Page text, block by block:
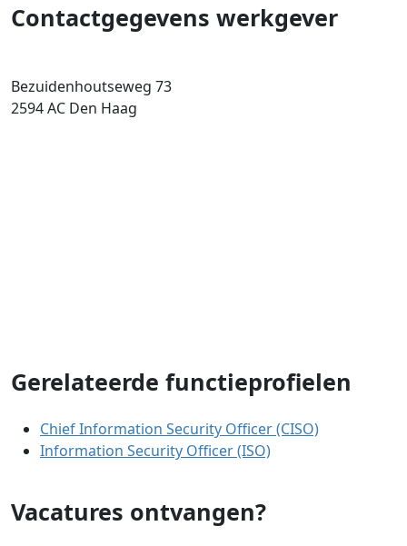
Contactgegevens werkgever
Bezuidenhoutseweg 73
2594 AC Den Haag
Gerelateerde functieprofielen
Chief Information Security Officer (CISO)
Information Security Officer (ISO)
Vacatures ontvangen?